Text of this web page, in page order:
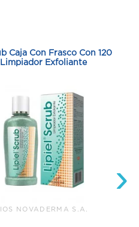
Caja Con Frasco Con 120 Ml -
Limpiador Exfoliante
NOVADERMA S.A.
›